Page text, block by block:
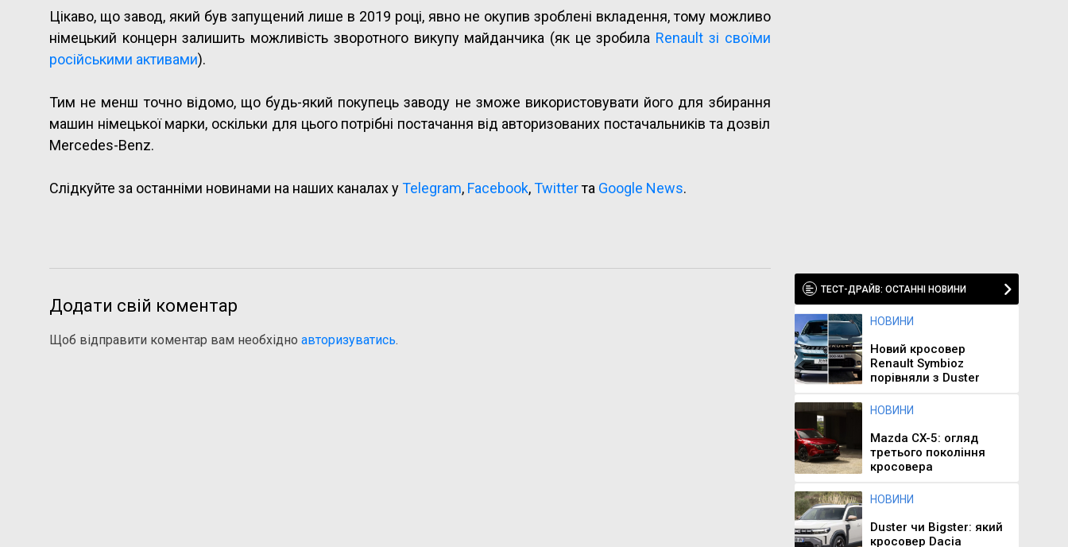
Цікаво, що завод, який був запущений лише в 2019 році, явно не окупив зроблені вкладення, тому можливо
німецький концерн залишить можливість зворотного викупу майданчика (як це зробила Renault зі своїми
російськими активами).
Тим не менш точно відомо, що будь-який покупець заводу не зможе використовувати його для збирання
машин німецької марки, оскільки для цього потрібні постачання від авторизованих постачальників та дозвіл
Mercedes-Benz.
Слідкуйте за останніми новинами на наших каналах уTelegram, Facebook,Twitterта Google News.
Додати свій коментар
Щоб відправити коментар вам необхідно авторизуватись.
ТЕСТ-ДРАЙВ: ОСТАННІ НОВИНИ
НОВИНИ
Новий кросовер
Renault Symbioz
порівняли з Duster
НОВИНИ
Mazda CX-5: огляд
третього покоління
кросовера
НОВИНИ
Duster чи Bigster: який
кросовер Dacia